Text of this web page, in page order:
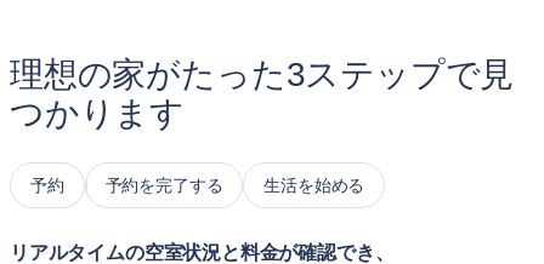
理想の家がたった3ステップで見
つかります
予約 予約を完了する 生活を始める
リアルタイムの空室状況と料金が確認でき、